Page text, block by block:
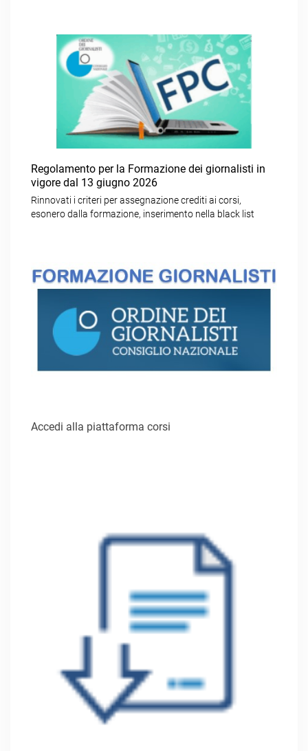
Regolamento per la Formazione dei giornalisti in
vigore dal 13 giugno 2026
Rinnovati i criteri per assegnazione crediti ai corsi,
esonero dalla formazione, inserimento nella black list
Accedi alla piattaforma corsi